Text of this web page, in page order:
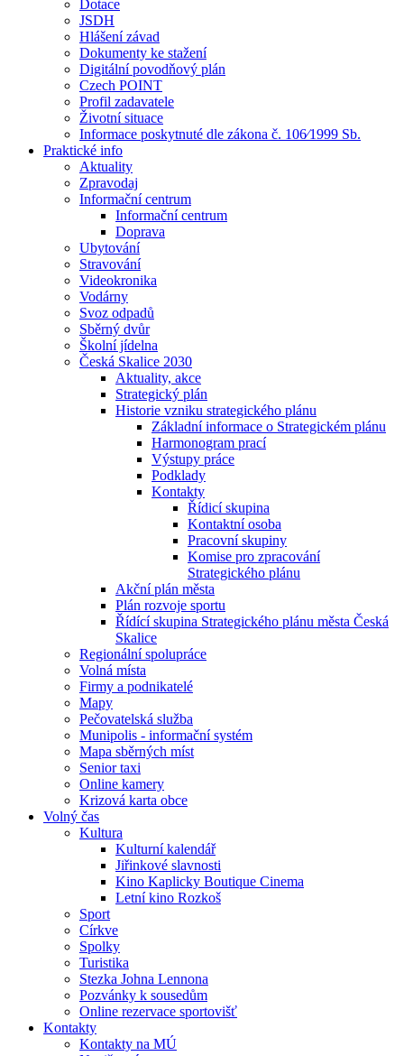
Dotace
JSDH
Hlášení závad
Dokumenty ke stažení
Digitální povodňový plán
Czech POINT
Profil zadavatele
Životní situace
Informace poskytnuté dle zákona č. 106⁄1999 Sb.
Praktické info
Aktuality
Zpravodaj
Informační centrum
Informační centrum
Doprava
Ubytování
Stravování
Videokronika
Vodárny
Svoz odpadů
Sběrný dvůr
Školní jídelna
Česká Skalice 2030
Aktuality, akce
Strategický plán
Historie vzniku strategického plánu
Základní informace o Strategickém plánu
Harmonogram prací
Výstupy práce
Podklady
Kontakty
Řídicí skupina
Kontaktní osoba
Pracovní skupiny
Komise pro zpracování
Strategického plánu
Akční plán města
Plán rozvoje sportu
Řídící skupina Strategického plánu města Česká
Skalice
Regionální spolupráce
Volná místa
Firmy a podnikatelé
Mapy
Pečovatelská služba
Munipolis - informační systém
Mapa sběrných míst
Senior taxi
Online kamery
Krizová karta obce
Volný čas
Kultura
Kulturní kalendář
Jiřinkové slavnosti
Kino Kaplicky Boutique Cinema
Letní kino Rozkoš
Sport
Církve
Spolky
Turistika
Stezka Johna Lennona
Pozvánky k sousedům
Online rezervace sportovišť
Kontakty
Kontakty na MÚ